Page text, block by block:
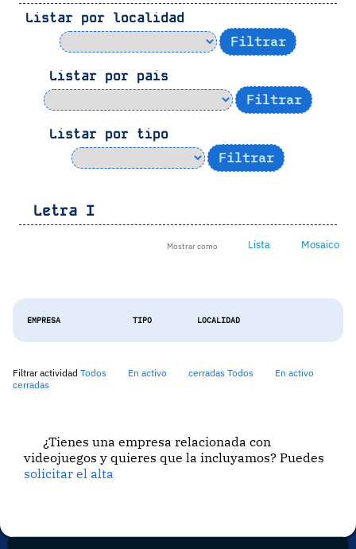
Listar por localidad
Listar por pais
Listar por tipo
Letra I
Mostrar como Lista Mosaico
EMPRESA TIPO LOCALIDAD
Filtrar actividad Todos En activo cerradas Todos
En activo
cerradas
¿Tienes una empresa relacionada con
videojuegos y quieres que la incluyamos? Puedes
solicitar el alta